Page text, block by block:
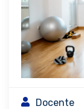
Docente